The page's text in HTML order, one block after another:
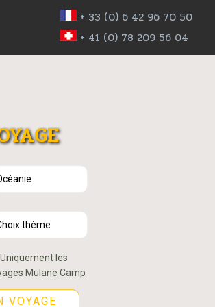
+ 33 (0) 6 42 96 70 50
+ 41 (0) 78 209 56 04
Uniquement les
Mulane Camp
VOYAGE